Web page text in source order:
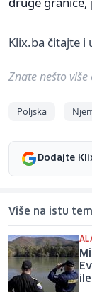
Klix.ba čitajte i
Znate nešto
Poljska
Dodajte
Više na istu